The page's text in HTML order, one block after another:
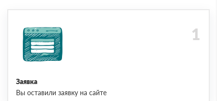
Заявка
Вы оставили заявку на сайте